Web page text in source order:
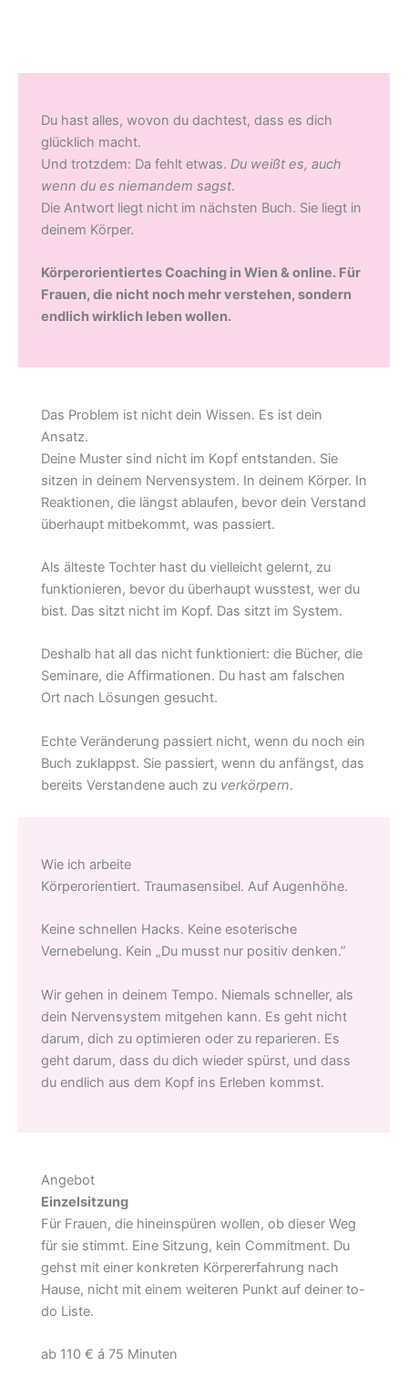
Du hast alles, wovon du dachtest, dass es dich
glücklich macht.
Und trotzdem: Da fehlt etwas. Du weißt es, auch
wenn du es niemandem sagst.
Die Antwort liegt nicht im nächsten Buch. Sie liegt in
deinem Körper.
Körperorientiertes Coaching in Wien & online. Für
Frauen, die nicht noch mehr verstehen, sondern
endlich wirklich leben wollen.
Das Problem ist nicht dein Wissen. Es ist dein
Ansatz.
Deine Muster sind nicht im Kopf entstanden. Sie
sitzen in deinem Nervensystem. In deinem Körper. In
Reaktionen, die längst ablaufen, bevor dein Verstand
überhaupt mitbekommt, was passiert.
Als älteste Tochter hast du vielleicht gelernt, zu
funktionieren, bevor du überhaupt wusstest, wer du
bist. Das sitzt nicht im Kopf. Das sitzt im System.
Deshalb hat all das nicht funktioniert: die Bücher, die
Seminare, die Affirmationen. Du hast am falschen
Ort nach Lösungen gesucht.
Echte Veränderung passiert nicht, wenn du noch ein
Buch zuklappst. Sie passiert, wenn du anfängst, das
bereits Verstandene auch zu verkörpern.
Wie ich arbeite
Körperorientiert. Traumasensibel. Auf Augenhöhe.
Keine schnellen Hacks. Keine esoterische
Vernebelung. Kein „Du musst nur positiv denken.”
Wir gehen in deinem Tempo. Niemals schneller, als
dein Nervensystem mitgehen kann. Es geht nicht
darum, dich zu optimieren oder zu reparieren. Es
geht darum, dass du dich wieder spürst, und dass
du endlich aus dem Kopf ins Erleben kommst.
Angebot
Einzelsitzung
Für Frauen, die hineinspüren wollen, ob dieser Weg
für sie stimmt. Eine Sitzung, kein Commitment. Du
gehst mit einer konkreten Körpererfahrung nach
Hause, nicht mit einem weiteren Punkt auf deiner to-
do Liste.
ab 110 € á 75 Minuten